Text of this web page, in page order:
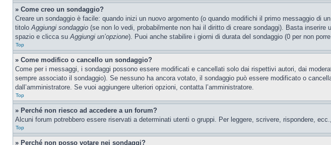
» Come creo un sondaggio?
Creare un sondaggio è facile: quando inizi un nuovo argomento (o quando modifichi il primo messaggio di
titoloAggiungi sondaggio (se non lo vedi, probabilmente non hai il diritto di creare sondaggi). Basta
spazio e clicca suAggiungi un’opzione). Puoi anche stabilire i giorni di durata del sondaggio (0 per non
Top
» Come modifico o cancello un sondaggio?
Come per i messaggi, i sondaggi possono essere modificati e cancellati solo dai rispettivi autori, dai
sempre associato il sondaggio). Se nessuno ha ancora votato, il sondaggio può essere modificato o
dall’amministratore. Se vuoi aggiungere ulteriori opzioni, contatta l’amministratore.
Top
» Perché non riesco ad accedere a un forum?
Alcuni forum potrebbero essere riservati a determinati utenti o gruppi. Per leggere, scrivere, rispondere,
Top
» Perché non posso votare nei sondaggi?